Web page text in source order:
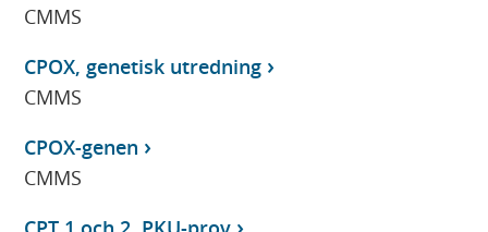
CMMS
CPOX, genetisk utredning
CMMS
CPOX-genen
CMMS